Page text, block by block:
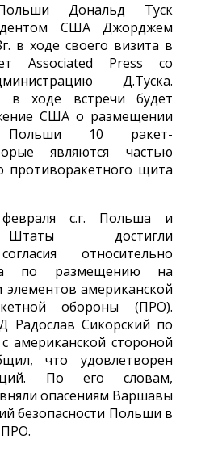
Дональд Туск
США Джорджем
в ходе своего визита в
Associated Press со
Д.Туска.
в ходе встречи будет
США о размещении
Польши 10 ракет-
являются частью
противоракетного щита
с.г. Польша и
достигли
относительно
по размещению на
элементов американской
обороны (ПРО).
Радослав Сикорский по
американской стороной
что удовлетворен
По его словам,
опасениям Варшавы
безопасности Польши в